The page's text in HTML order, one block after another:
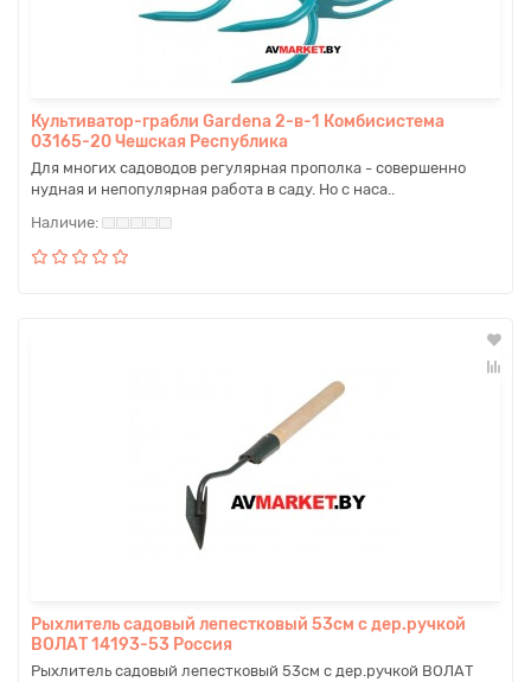
Культиватор-грабли Gardena 2-в-1 Комбисистема
03165-20 Чешская Республика
Для многих садоводов регулярная прополка - совершенно
нудная и непопулярная работа в саду. Но с наса..
Рыхлитель садовый лепестковый 53см с дер.ручкой
ВОЛАТ 14193-53 Россия
Рыхлитель садовый лепестковый 53см с дер.ручкой ВОЛАТ